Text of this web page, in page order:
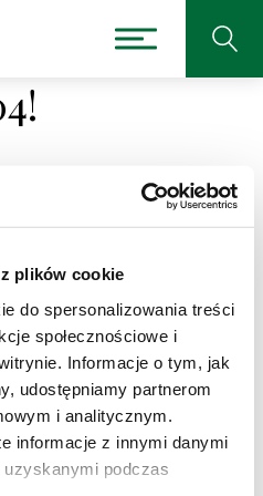
plików cookie
do spersonalizowania treści
społecznościowe i
Informacje o tym, jak
udostępniamy partnerom
i analitycznym.
informacje z innymi danymi
podczas
której
/przepisy/faworki/1
skorzystaj z wyszukiwarki